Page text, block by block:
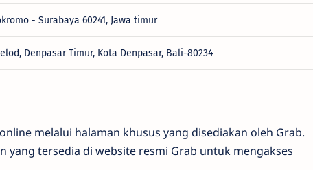
- Surabaya 60241, Jawa timur
Denpasar Timur, Kota Denpasar, Bali-80234
melalui halaman khusus yang disediakan oleh Grab.
yang tersedia di website resmi Grab untuk mengakses